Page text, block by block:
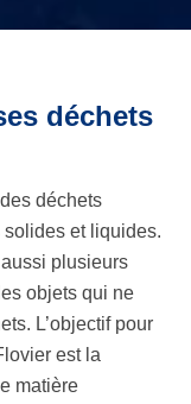
déchets
déchets
et liquides.
plusieurs
objets qui ne
L’objectif pour
est la
matière